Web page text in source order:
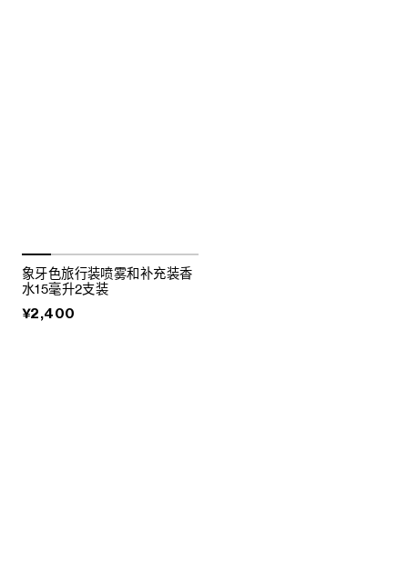
象牙色旅行装喷雾和补充装香
水15毫升2支装
¥2,400